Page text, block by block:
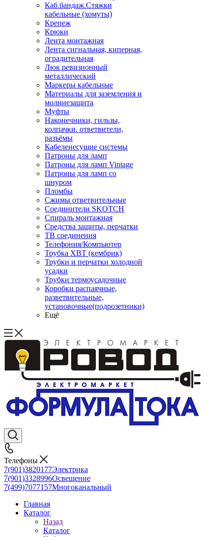
Каб.бандаж.Стяжки
кабельные (хомуты)
Крепеж
Крюки
Лента монтажная
Лента сигнальная, киперная,
оградительная
Люк ревизионный
металлический
Маркеры кабельные
Материалы для заземления и
молниезащита
Муфты
Наконечники, гильзы,
колпачки. ответвители,
разъёмы
Кабеленесущие системы
Патроны для ламп
Патроны для ламп Vintage
Патроны для ламп со
шнуром
Пломбы
Сжимы ответвительные
Соединители SKOTCH
Спираль монтажная
Средства защиты, перчатки
ТВ соединения
Телефония/Компьютер
Трубка ХВТ (кембрик)
Трубки и перчатки холодной
усадки
Трубки термоусадочные
Коробки распаячные,
разветвительные,
установочные(подрозетники)
Ещё
Телефоны
7(901)3820177Электрика
7(901)3328996Освещение
7(499)7077157Многоканальный
Главная
Каталог
Назад
Каталог